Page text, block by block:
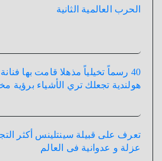
الحرب العالمية الثانية
40 رسماً تخيلياً مذهلا قامت بها فنانة
هولندية تجعلك تري الأشياء برؤية
تعرف على قبيلة سينتلينس أكثر
عزلة و عدوانية فى العالم